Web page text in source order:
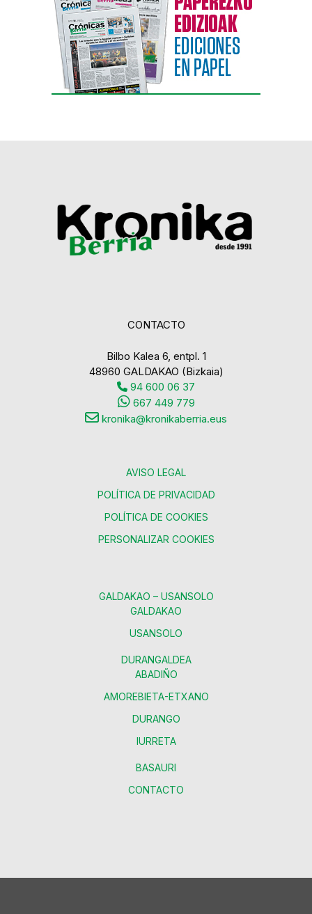
CONTACTO
Bilbo Kalea 6, entpl. 1
48960 GALDAKAO (Bizkaia)
94 600 06 37
667 449 779
kronika@kronikaberria.eus
AVISO LEGAL
POLÍTICA DE PRIVACIDAD
POLÍTICA DE COOKIES
PERSONALIZAR COOKIES
GALDAKAO – USANSOLO
GALDAKAO
USANSOLO
DURANGALDEA
ABADIÑO
AMOREBIETA-ETXANO
DURANGO
IURRETA
BASAURI
CONTACTO